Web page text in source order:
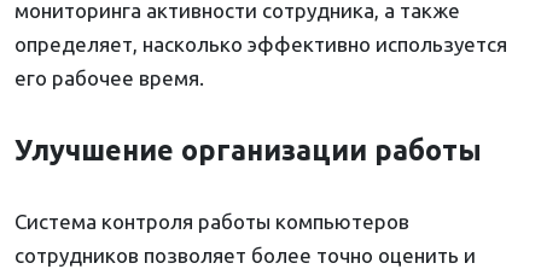
мониторинга активности сотрудника, а также
определяет, насколько эффективно используется
его рабочее время.
Улучшение организации работы
Система контроля работы компьютеров
сотрудников позволяет более точно оценить и